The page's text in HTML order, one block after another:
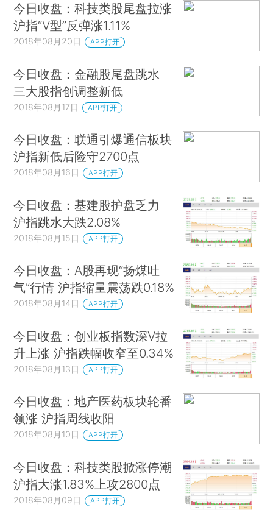
今日收盘：科技类股尾盘拉涨
沪指“V型”反弹涨1.11%
2018年08月20日 APP打开
今日收盘：金融股尾盘跳水
三大股指创调整新低
2018年08月17日 APP打开
今日收盘：联通引爆通信板块
沪指新低后险守2700点
2018年08月16日 APP打开
今日收盘：基建股护盘乏力
沪指跳水大跌2.08%
2018年08月15日 APP打开
今日收盘：A股再现“扬煤吐
气”行情 沪指缩量震荡跌0.18%
2018年08月14日 APP打开
今日收盘：创业板指数深V拉
升上涨 沪指跌幅收窄至0.34%
2018年08月13日 APP打开
今日收盘：地产医药板块轮番
领涨 沪指周线收阳
2018年08月10日 APP打开
今日收盘：科技类股掀涨停潮
沪指大涨1.83%上攻2800点
2018年08月09日 APP打开